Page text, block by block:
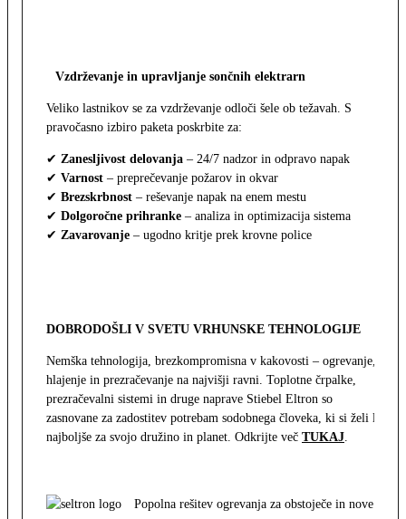
Vzdrževanje in upravljanje sončnih elektrarn
Veliko lastnikov se za vzdrževanje odloči šele ob težavah. S
pravočasno izbiro paketa poskrbite za:
✔ Zanesljivost delovanja – 24/7 nadzor in odpravo napak
✔ Varnost – preprečevanje požarov in okvar
✔ Brezskrbnost – reševanje napak na enem mestu
✔ Dolgoročne prihranke – analiza in optimizacija sistema
✔ Zavarovanje – ugodno kritje prek krovne police
DOBRODOŠLI V SVETU VRHUNSKE TEHNOLOGIJE
Nemška tehnologija, brezkompromisna v kakovosti – ogrevanje,
hlajenje in prezračevanje na najvišji ravni. Toplotne črpalke,
prezračevalni sistemi in druge naprave Stiebel Eltron so
zasnovane za zadostitev potrebam sodobnega človeka, ki si želi le
najboljše za svojo družino in planet. Odkrijte več TUKAJ
Popolna rešitev ogrevanja za obstoječe in nove